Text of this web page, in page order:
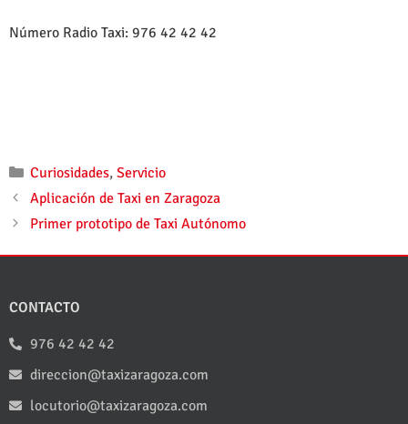
Número Radio Taxi: 976 42 42 42
Curiosidades, Servicio
Aplicación de Taxi en Zaragoza
Primer prototipo de Taxi Autónomo
CONTACTO
976 42 42 42
direccion@taxizaragoza.com
locutorio@taxizaragoza.com